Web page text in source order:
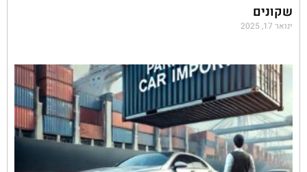
שקונים
ינואר 17, 2025